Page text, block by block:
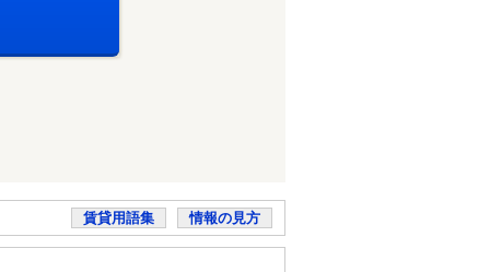
賃貸用語集 情報の見方